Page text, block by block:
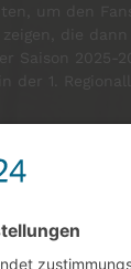
zeigen, die
30. Mai 2026